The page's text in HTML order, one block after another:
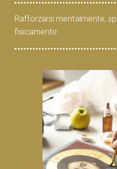
Rafforzarsi mentalmente,
fisicamente